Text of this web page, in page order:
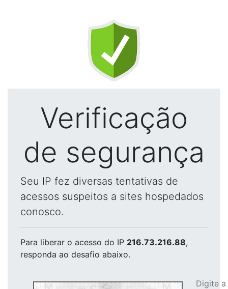
Verificação
de segurança
Seu IP fez diversas tentativas de
acessos suspeitos a sites hospedados
conosco.
Para liberar o acesso do IP 216.73.216.88,
responda ao desafio abaixo.
Digite